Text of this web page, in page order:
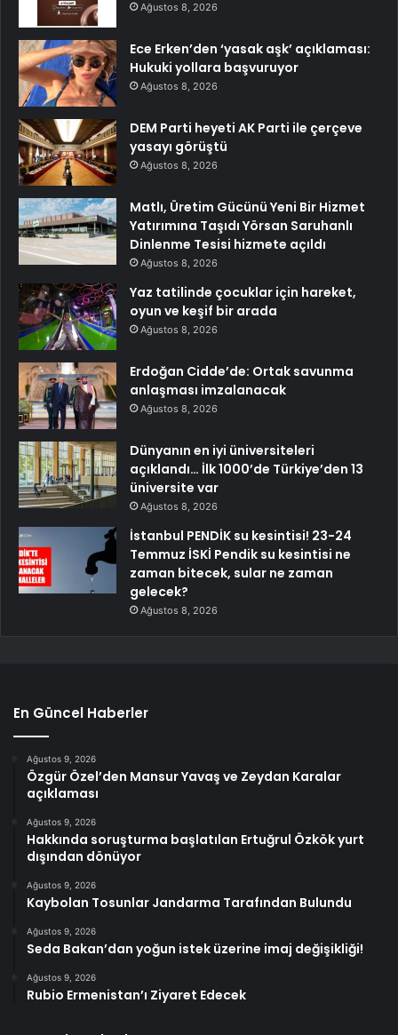
Ağustos 8, 2026
Ece Erken’den ‘yasak aşk’ açıklaması:
Hukuki yollara başvuruyor
Ağustos 8, 2026
DEM Parti heyeti AK Parti ile çerçeve
yasayı görüştü
Ağustos 8, 2026
Matlı, Üretim Gücünü Yeni Bir Hizmet
Yatırımına Taşıdı Yörsan Saruhanlı
Dinlenme Tesisi hizmete açıldı
Ağustos 8, 2026
Yaz tatilinde çocuklar için hareket,
oyun ve keşif bir arada
Ağustos 8, 2026
Erdoğan Cidde’de: Ortak savunma
anlaşması imzalanacak
Ağustos 8, 2026
Dünyanın en iyi üniversiteleri
açıklandı… İlk 1000’de Türkiye’den 13
üniversite var
Ağustos 8, 2026
İstanbul PENDİK su kesintisi! 23-24
Temmuz İSKİ Pendik su kesintisi ne
zaman bitecek, sular ne zaman
gelecek?
Ağustos 8, 2026
En Güncel Haberler
Ağustos 9, 2026
Özgür Özel’den Mansur Yavaş ve Zeydan Karalar
açıklaması
Ağustos 9, 2026
Hakkında soruşturma başlatılan Ertuğrul Özkök yurt
dışından dönüyor
Ağustos 9, 2026
Kaybolan Tosunlar Jandarma Tarafından Bulundu
Ağustos 9, 2026
Seda Bakan’dan yoğun istek üzerine imaj değişikliği!
Ağustos 9, 2026
Rubio Ermenistan’ı Ziyaret Edecek